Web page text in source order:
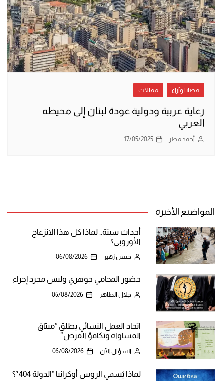
قضايا وآراء مقالات
رعاية عربية ودولية عودة لبنان إلى محيطه
العربي
أحمد مطر 17/05/2025
المواضيع الأخيرة
أحداث سبتة.. لماذا كل هذا الانزعاج
الأوروبي؟
حسن زهير 06/08/2026
حضور المحامي جوهري وليس مجرد إجراء
جلال الطاهر 06/08/2026
اتحاد العمل النسائي يطلق “ميثاق
المساواة وتكافؤ الفرص”
السؤال الآن 06/08/2026
لماذا يُسمي الروس أوكرانيا “الدولة 404″؟